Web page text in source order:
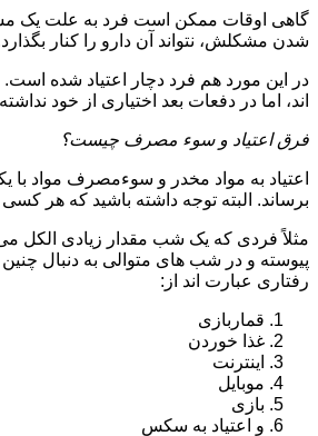
گاهی اوقات ممکن است فرد به علت یک
شدن مشکلش، نتواند آن دارو را کنار
در این مورد هم فرد دچار اعتیاد شده است.
اند، اما در دفعات بعد اختیاری از خود
فرق اعتیاد و سوء مصرف چیست؟
اعتیاد به مواد مخدر و سوءمصرف مواد
برساند. البته توجه داشته باشید که هر
مثلاً فردی که یک شب مقدار زیادی الکل
پیوسته و در شب های متوالی به دنبال
رفتاری عبارت اند از:
قماربازی
غذا خوردن
اینترنت
موبایل
بازی
و اعتیاد به سکس